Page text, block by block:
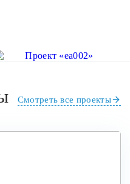
Смотреть все проекты